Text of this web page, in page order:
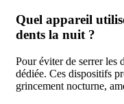
Quel appareil
dents la nuit ?
Pour éviter de serrer les
dédiée. Ces dispositifs
grincement nocturne,